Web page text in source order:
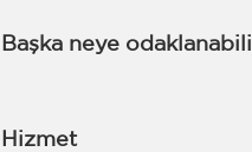
Başka neye
Hizmet